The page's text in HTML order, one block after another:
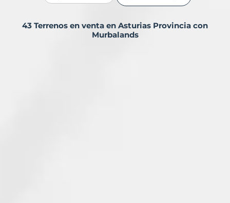
43 Terrenos en venta en Asturias Provincia con
Murbalands